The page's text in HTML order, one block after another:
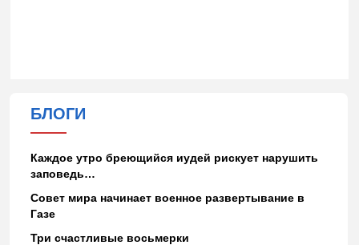
БЛОГИ
Каждое утро бреющийся иудей рискует нарушить
заповедь…
Совет мира начинает военное развертывание в
Газе
Три счастливые восьмерки